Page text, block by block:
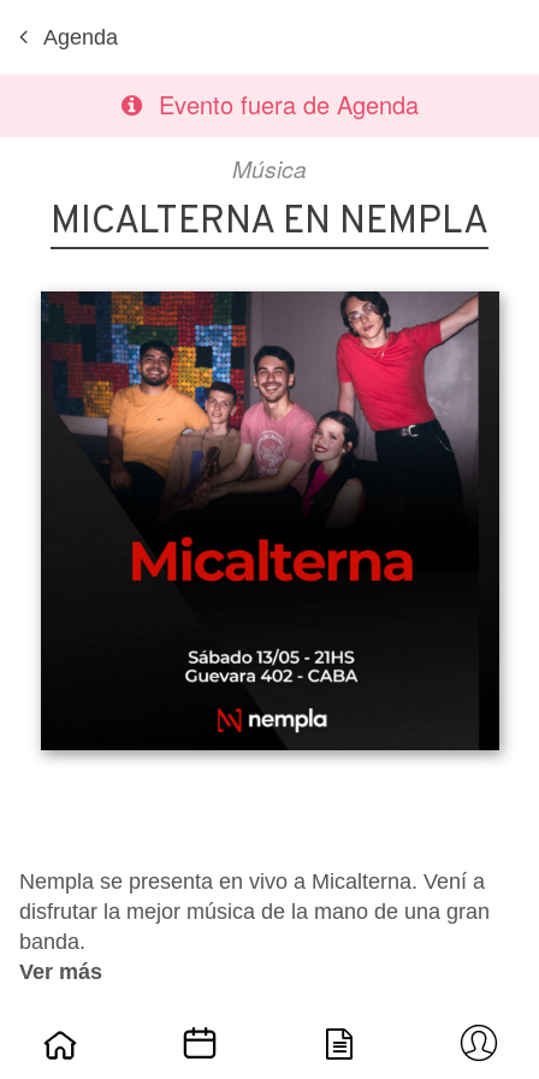
Agenda
Evento fuera de Agenda
Música
MICALTERNA EN NEMPLA
Nempla se presenta en vivo a Micalterna. Vení a
disfrutar la mejor música de la mano de una gran
banda.
Ver más